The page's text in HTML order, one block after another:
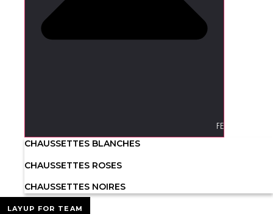
FERMER
CHAUSSETTES BLANCHES
CHAUSSETTES ROSES
CHAUSSETTES NOIRES
LAYUP FOR TEAM